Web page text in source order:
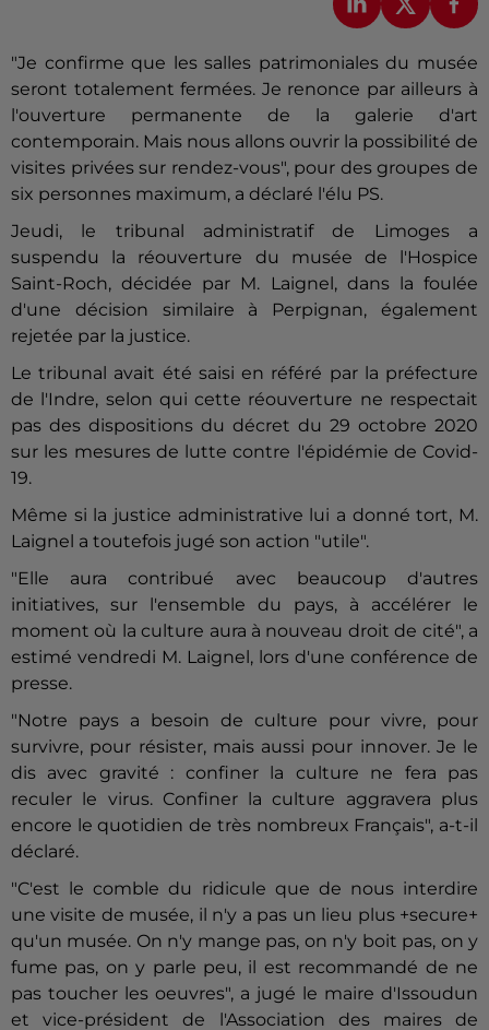
"Je confirme que les salles patrimoniales du musée
seront totalement fermées. Je renonce par ailleurs à
l'ouverture permanente de la galerie d'art
contemporain. Mais nous allons ouvrir la possibilité de
visites privées sur rendez-vous", pour des groupes de
six personnes maximum, a déclaré l'élu PS.
Jeudi, le tribunal administratif de Limoges a
suspendu la réouverture du musée de l'Hospice
Saint-Roch, décidée par M. Laignel, dans la foulée
d'une décision similaire à Perpignan, également
rejetée par la justice.
Le tribunal avait été saisi en référé par la préfecture
de l'Indre, selon qui cette réouverture ne respectait
pas des dispositions du décret du 29 octobre 2020
sur les mesures de lutte contre l'épidémie de Covid-
19.
Même si la justice administrative lui a donné tort, M.
Laignel a toutefois jugé son action "utile".
"Elle aura contribué avec beaucoup d'autres
initiatives, sur l'ensemble du pays, à accélérer le
moment où la culture aura à nouveau droit de cité", a
estimé vendredi M. Laignel, lors d'une conférence de
presse.
"Notre pays a besoin de culture pour vivre, pour
survivre, pour résister, mais aussi pour innover. Je le
dis avec gravité : confiner la culture ne fera pas
reculer le virus. Confiner la culture aggravera plus
encore le quotidien de très nombreux Français", a-t-il
déclaré.
"C'est le comble du ridicule que de nous interdire
une visite de musée, il n'y a pas un lieu plus +secure+
qu'un musée. On n'y mange pas, on n'y boit pas, on y
fume pas, on y parle peu, il est recommandé de ne
pas toucher les oeuvres", a jugé le maire d'Issoudun
et vice-président de l'Association des maires de